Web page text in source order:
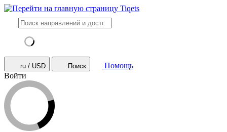
ru / USD Поиск
Помощь
Войти